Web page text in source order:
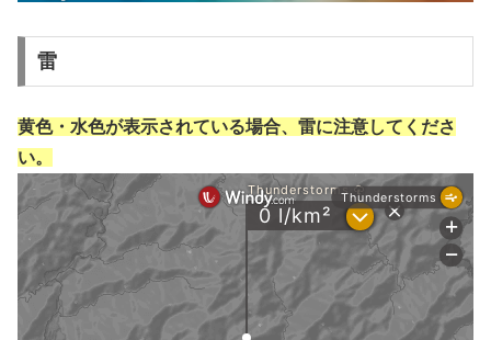
雷
黄色・水色が表示されている場合、雷に注意してくださ
い。